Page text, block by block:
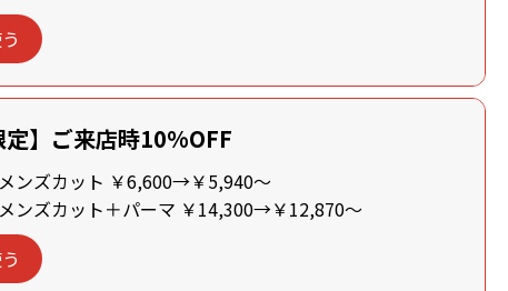
定】ご来店時10%OFF
メンズカット ￥6,600→￥5,940～
メンズカット＋パーマ ￥14,300→￥12,870～